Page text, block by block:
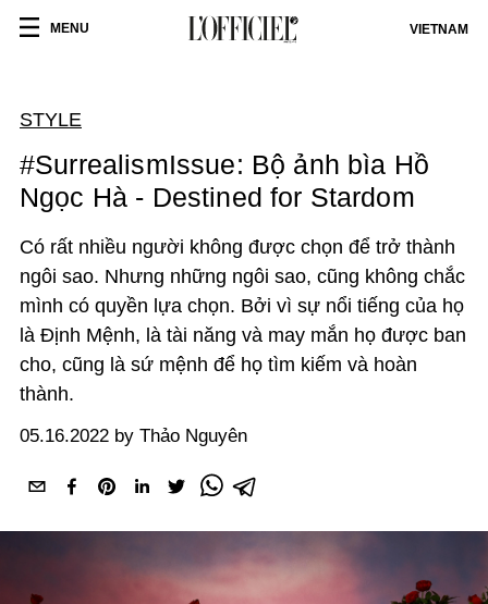
MENU VIETNAM
STYLE
#SurrealismIssue: Bộ ảnh bìa Hồ
Ngọc Hà - Destined for Stardom
Có rất nhiều người không được chọn để trở thành
ngôi sao. Nhưng những ngôi sao, cũng không chắc
mình có quyền lựa chọn. Bởi vì sự nổi tiếng của họ
là Định Mệnh, là tài năng và may mắn họ được ban
cho, cũng là sứ mệnh để họ tìm kiếm và hoàn
thành.
05.16.2022 by Thảo Nguyên